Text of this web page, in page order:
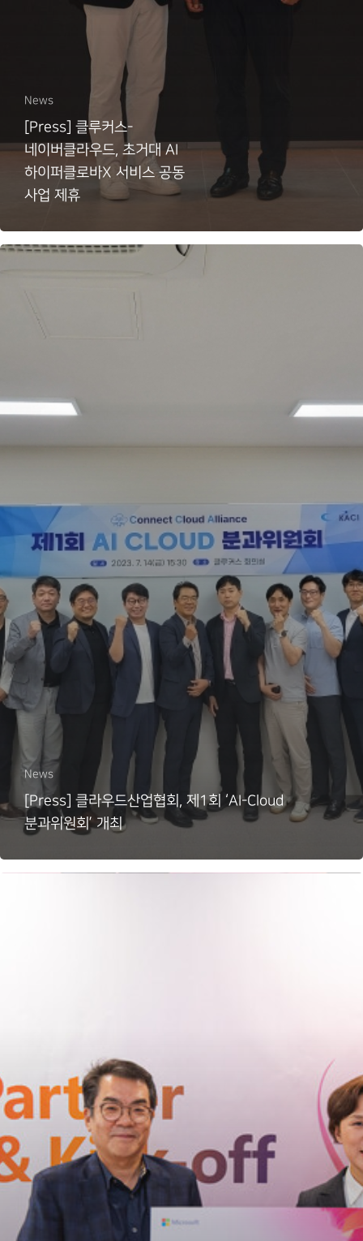
News
[Press] 클루커스-
네이버클라우드, 초거대 AI
하이퍼클로바X 서비스 공동
사업 제휴
News
[Press] 클라우드산업협회, 제1회 ‘AI-Cloud
분과위원회’ 개최